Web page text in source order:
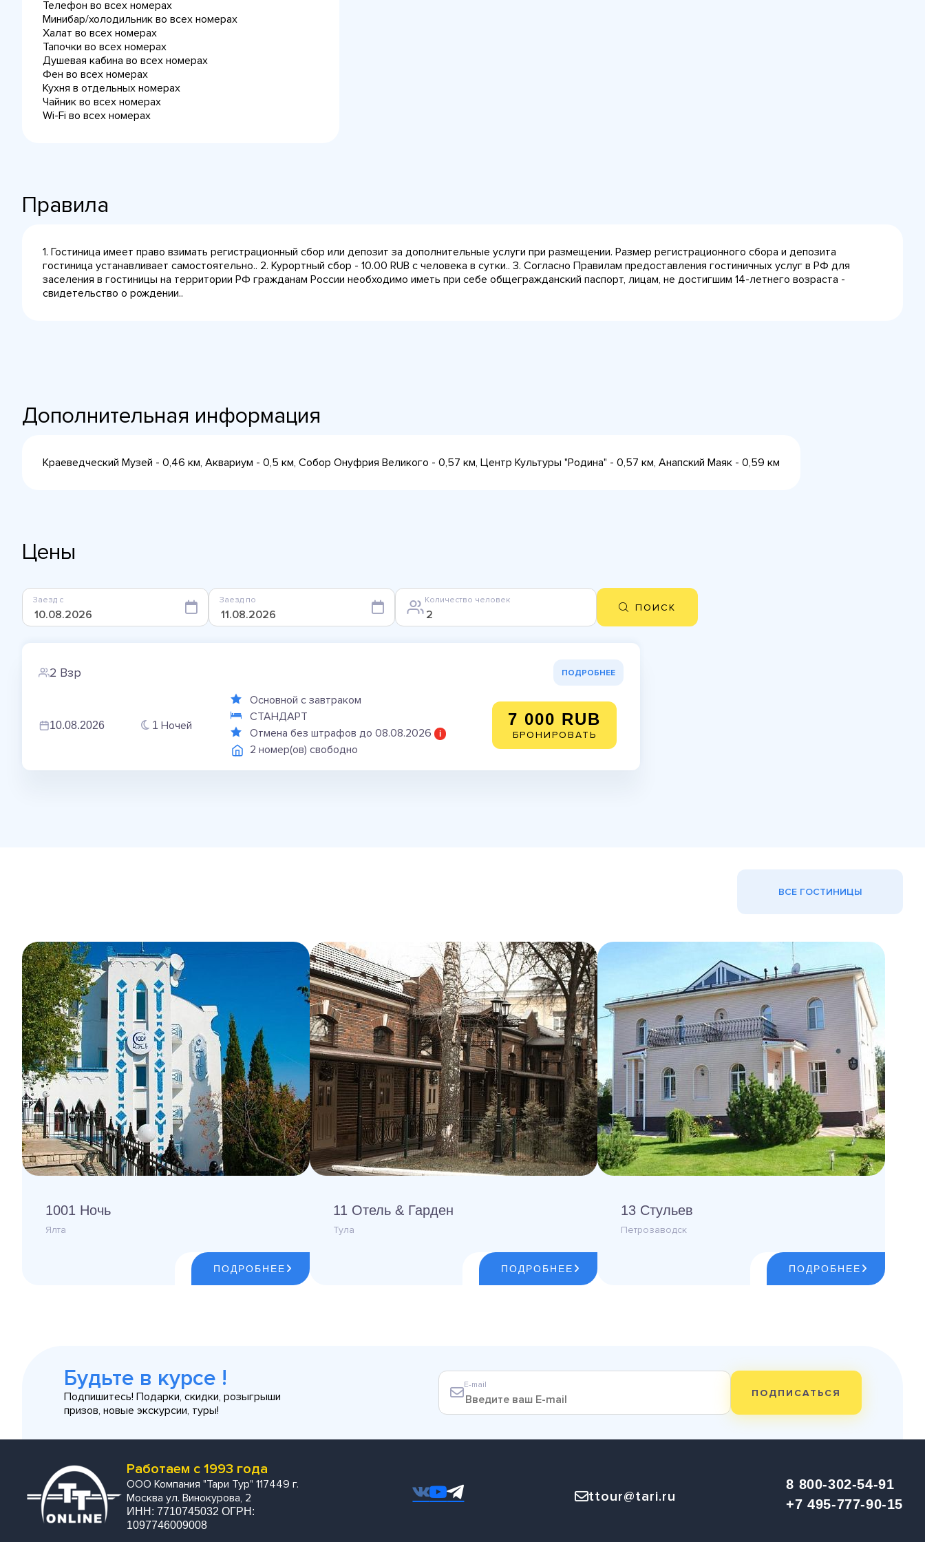
Телефон во всех номерах
Минибар/холодильник во всех номерах
Халат во всех номерах
Тапочки во всех номерах
Душевая кабина во всех номерах
Фен во всех номерах
Кухня в отдельных номерах
Чайник во всех номерах
Wi-Fi во всех номерах
Правила
1. Гостиница имеет право взимать регистрационный сбор или депозит за дополнительные услуги при размещении. Размер регистрационного сбора и депозита
гостиница устанавливает самостоятельно.. 2. Курортный сбор - 10.00 RUB с человека в сутки.. 3. Согласно Правилам предоставления гостиничных услуг в РФ для
заселения в гостиницы на территории РФ гражданам России необходимо иметь при себе общегражданский паспорт, лицам, не достигшим 14-летнего возраста -
свидетельство о рождении..
Дополнительная информация
Краеведческий Музей - 0,46 км, Аквариум - 0,5 км, Собор Онуфрия Великого - 0,57 км, Центр Культуры "Родина" - 0,57 км, Анапский Маяк - 0,59 км
Цены
Заезд с Заезд по Количество человек
ПОИСК
2 Взр ПОДРОБНЕЕ
10.08.2026 1 Ночей
Основной c завтраком
СТАНДАРТ
Отмена без штрафов до 08.08.2026
i
2 номер(ов) свободно
7 000 RUB
БРОНИРОВАТЬ
ВСЕ ГОСТИНИЦЫ
1001 Ночь
Ялта
ПОДРОБНЕЕ
11 Отель & Гарден
Тула
ПОДРОБНЕЕ
13 Стульев
Петрозаводск
ПОДРОБНЕЕ
Будьте в курсе !
Подпишитесь! Подарки, скидки, розыгрыши
призов, новые экскурсии, туры!
E-mail
ПОДПИСАТЬСЯ
Работаем с 1993 года
ООО Компания "Тари Тур" 117449 г.
Москва ул. Винокурова, 2
ИНН: 7710745032 ОГРН:
1097746009008
ttour@tari.ru
8 800-302-54-91
+7 495-777-90-15